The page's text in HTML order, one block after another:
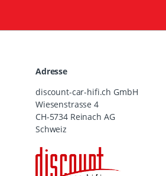
Adresse
discount-car-hifi.ch GmbH
Wiesenstrasse 4
CH-5734 Reinach AG
Schweiz